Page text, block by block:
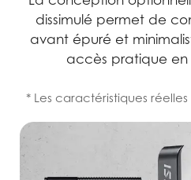
dissimulé permet de
avant épuré et
accès pratique en
* Les caractéristiques